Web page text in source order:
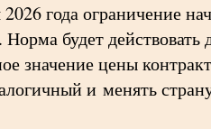
года ограничение
будет
значение цены
и менять